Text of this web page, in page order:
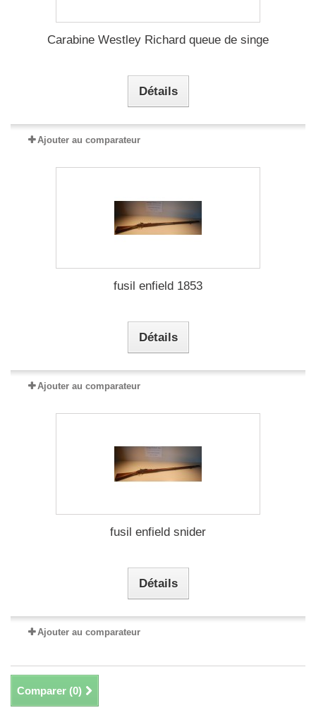
Carabine Westley Richard queue de singe
Détails
Ajouter au comparateur
fusil enfield 1853
Détails
Ajouter au comparateur
fusil enfield snider
Détails
Ajouter au comparateur
Comparer (0)